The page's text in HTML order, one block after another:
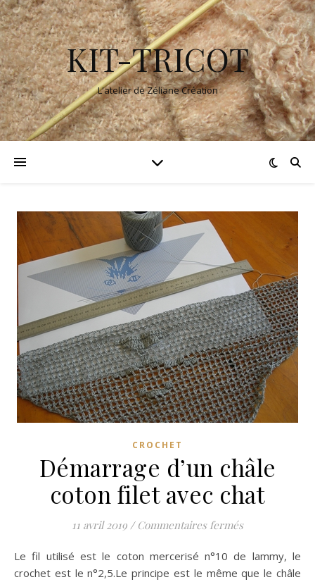
KIT-TRICOT
L'atelier de Zéliane Création
CROCHET
Démarrage d’un châle
coton filet avec chat
11 avril 2019 / Commentaires ferméssur
Le fil utilisé est le coton mercerisé n°10 de lammy, le
crochet est le n°2,5.Le principe est le même que le châle